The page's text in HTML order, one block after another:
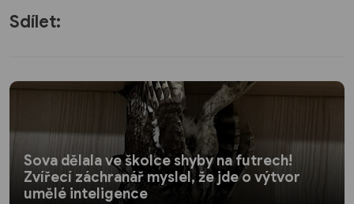
Sdílet:
Sova dělala ve školce shyby na futrech!
Zvířecí záchranář myslel, že jde o výtvor
umělé inteligence